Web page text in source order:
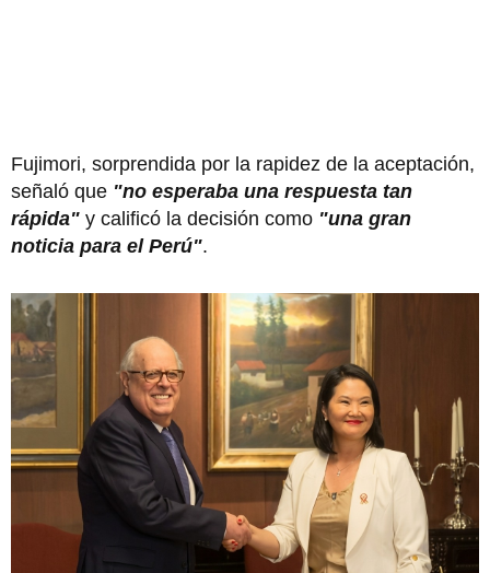
Fujimori, sorprendida por la rapidez de la aceptación,
señaló que "no esperaba una respuesta tan
rápida" y calificó la decisión como "una gran
noticia para el Perú".